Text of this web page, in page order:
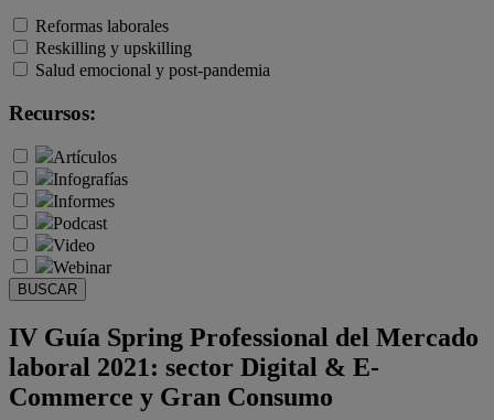
Reformas laborales
Reskilling y upskilling
Salud emocional y post-pandemia
Recursos:
Artículos
Infografías
Informes
Podcast
Video
Webinar
BUSCAR
IV Guía Spring Professional del Mercado
laboral 2021: sector Digital & E-
Commerce y Gran Consumo